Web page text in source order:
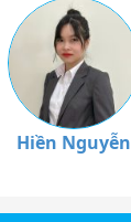
Hiền Nguyễn